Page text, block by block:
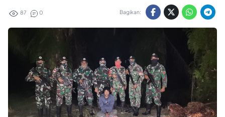
87 0 Bagikan: